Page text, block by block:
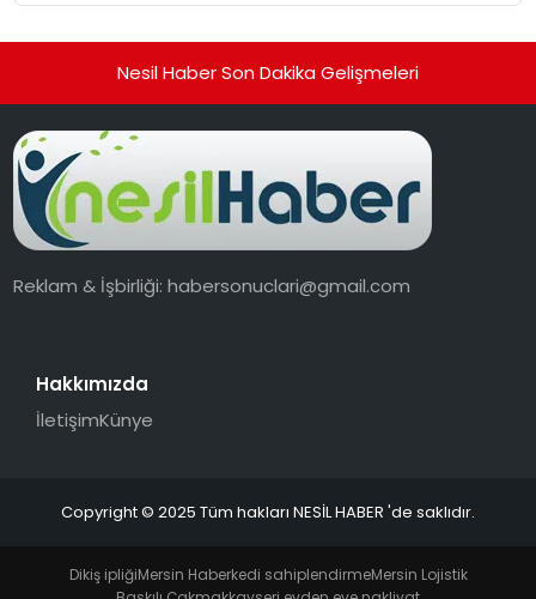
Nesil Haber Son Dakika Gelişmeleri
Reklam & İşbirliği:habersonuclari@gmail.com
Hakkımızda
İletişimKünye
Copyright © 2025 Tüm hakları NESİL HABER 'de saklıdır.
Dikiş ipliğiMersin Haberkedi sahiplendirmeMersin Lojistik